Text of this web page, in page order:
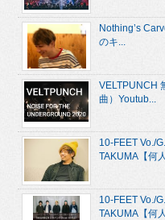
Nothing’s
のキ...
VELTPUNCH
曲）Youtub...
10-FEET Vo./
TAKUMA【何人
10-FEET Vo./
TAKUMA【何人